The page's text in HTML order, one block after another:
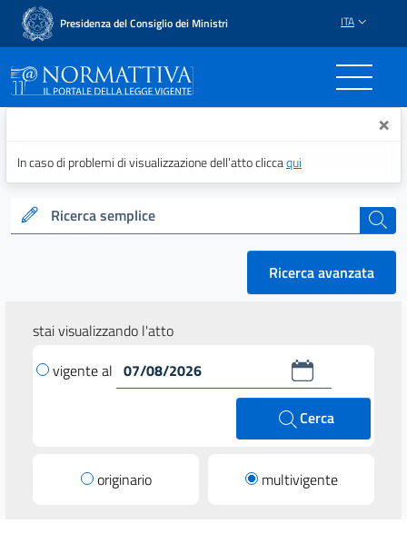
Presidenza del Consiglio dei Ministri ITA
Normattiva - Il portale ×
In caso di problemi di visualizzazione dell’atto cliccaqui
Ricerca semplice cerca
Ricerca avanzata
stai visualizzando l'atto
vigente al
Cerca
originario multivigente